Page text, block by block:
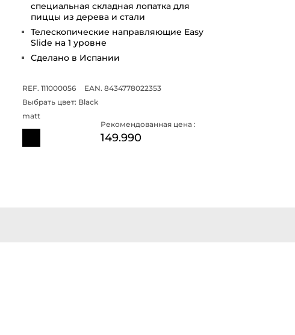
специальная складная лопатка для
пиццы из дерева и стали
Телескопические направляющие Easy
Slide на 1 уровне
Сделано в Испании
REF. 111000056
EAN. 8434778022353
Выбрать цвет: Black
matt
Рекомендованная цена :
149.990